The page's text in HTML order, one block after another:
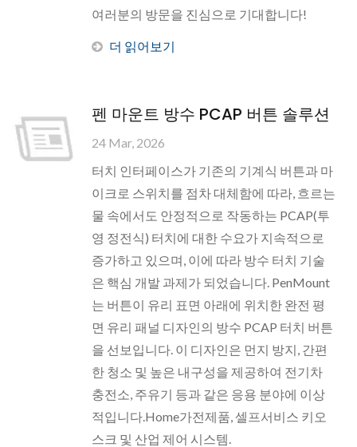
여러분의 방문을 진심으로 기대합니다!
더 읽어보기
펜 마운트 방수 PCAP 버튼 솔루션
24 Mar, 2026
터치 인터페이스가 기존의 기계식 버튼과 마
이크로 스위치를 점차 대체함에 따라, 흐르는
물 속에서도 안정적으로 작동하는 PCAP(투
영 정전식) 터치에 대한 수요가 지속적으로
증가하고 있으며, 이에 따라 방수 터치 기술
은 핵심 개발 과제가 되었습니다. PenMount
는 버튼이 유리 표면 아래에 위치한 완전 평
면 유리 패널 디자인의 방수 PCAP 터치 버튼
을 선보입니다. 이 디자인은 먼지 방지, 간편
한 청소 및 높은 내구성을 제공하여 전기차
충전소, 주유기 등과 같은 응용 분야에 이상
적입니다.Home가전제품, 셀프서비스 키오
스크 및 산업 제어 시스템.